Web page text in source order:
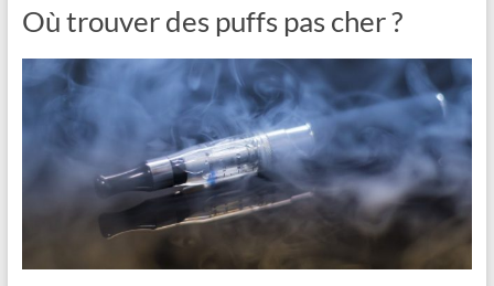
Où trouver des puffs pas cher ?